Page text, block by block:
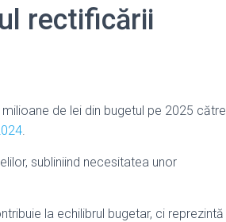
rectificării
de lei din bugetul pe 2025 către
.
subliniind necesitatea unor
la echilibrul bugetar, ci reprezintă